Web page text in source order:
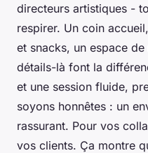
directeurs artistiques -
respirer. Un coin
et snacks, un espace
détails-là font la
et une session fluide,
soyons honnêtes : un
rassurant. Pour vos
vos clients. Ça montre